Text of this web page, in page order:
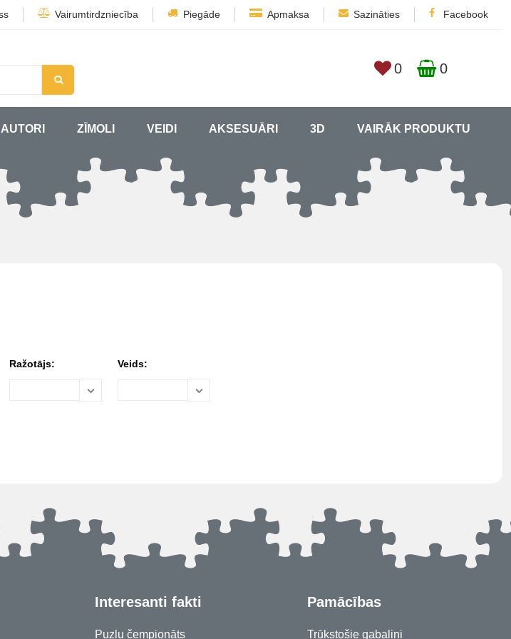
Vairumtirdzniecība Piegāde Apmaksa Sazināties Facebook
0 0
AUTORI ZĪMOLI VEIDI AKSESUĀRI 3D VAIRĀK PRODUKTU
Ražotājs: Veids:
Interesanti fakti
Puzļu čempionāts
Pamācības
Trūkstošie gabaliņi